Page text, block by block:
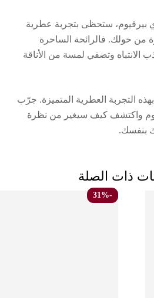
بيرفيوم، ستحظى بتجربة عطرية
حولك. فالرائحة الساحرة
الانتباه وتضفي لمسة من الأناقة
التجربة العطرية المتميزة. جرّب
واكتشف كيف سيغير من نظرة
بنفسك.
ذات الصلة